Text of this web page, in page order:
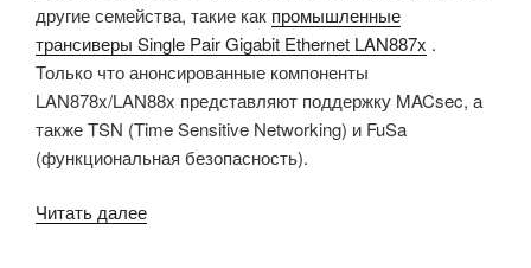
другие семейства, такие как промышленные
трансиверы Single Pair Gigabit Ethernet LAN887x .
Только что анонсированные компоненты
LAN878x/LAN88x представляют поддержку MACsec, а
также TSN (Time Sensitive Networking) и FuSa
(функциональная безопасность).
Читать далее«Microchip